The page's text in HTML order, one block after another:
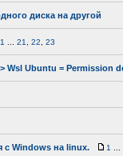
диска на другой
1 21 22 23
Wsl Ubuntu = Permission
с Windows на linux. 1